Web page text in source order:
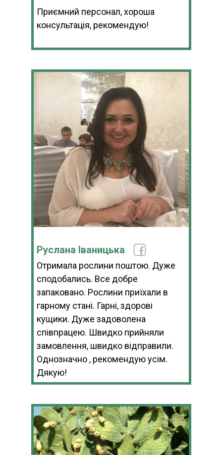
Приємний персонал, хороша
консультація, рекомендую!
Руслана Іваницька
Отримала рослини поштою. Дуже
сподобались. Все добре
запаковано. Рослини приїхали в
гарному стані. Гарні, здорові
кущики. Дуже задоволена
співпрацею. Швидко прийняли
замовлення, швидко відправили.
Однозначно , рекомендую усім.
Дякую!